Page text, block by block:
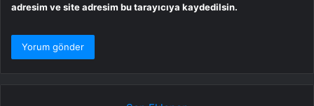
adresim ve site adresim bu tarayıcıya kaydedilsin.